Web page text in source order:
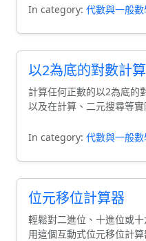
In category: 代數與一般
以2為底的對數計
計算任何正數的以2為底的
以及在計算、二元搜尋等實
In category: 代數與一般
位元移位計算器
輕鬆對二進位、十進位或
用這個互動式位元移位計